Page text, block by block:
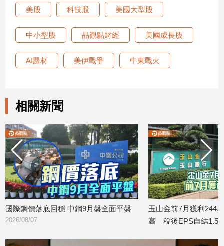
築/
室
內
星
命
理
消
費
健
康/
親
子/
感
美股 科技股 美國大型股
中小型股 品觀點財經 美國成長股
AI題材 美伊戰爭 中東戰火
相關新聞
鋼9月盤全面平盤
玉山金前7月獲利244.4億！創同期新
高 稅後EPS自結1.51元